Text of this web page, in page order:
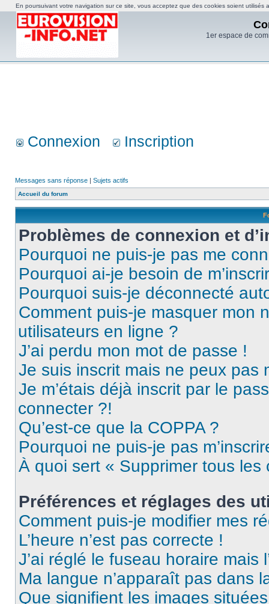
1er espace de
Connexion Inscription
Messages sans réponse | Sujets actifs
Accueil du forum
Problèmes de connexion et
Pourquoi ne puis-je pas me
Pourquoi ai-je besoin de
Pourquoi suis-je déconnecté
Comment puis-je masquer mon
utilisateurs en ligne ?
J’ai perdu mon mot de passe !
Je suis inscrit mais ne peux pas
Je m’étais déjà inscrit par le
connecter ?!
Qu’est-ce que la COPPA ?
Pourquoi ne puis-je pas
À quoi sert « Supprimer tous les
Préférences et réglages des
Comment puis-je modifier mes
L’heure n’est pas correcte !
J’ai réglé le fuseau horaire mais
Ma langue n’apparaît pas dans
Que signifient les images
En poursuivant votre navigation sur ce site, vous acceptez que des cookies soient